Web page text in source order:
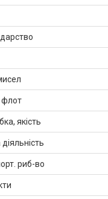
флот
якість
риб-во